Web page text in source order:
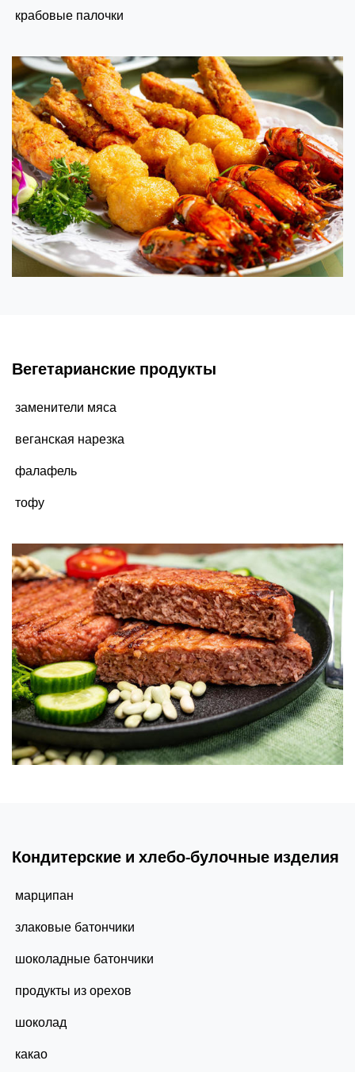
крабовые палочки
Вегетарианские продукты
заменители мяса
веганская нарезка
фалафель
тофу
Кондитерские и хлебо-булочные изделия
марципан
злаковые батончики
шоколадные батончики
продукты из орехов
шоколад
какао